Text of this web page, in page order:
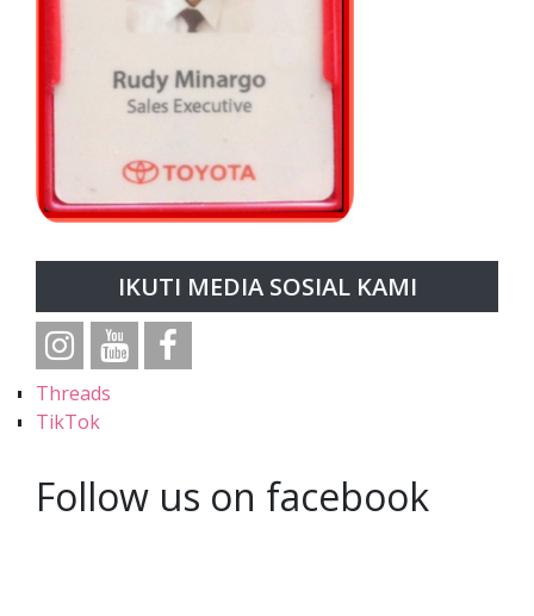
IKUTI MEDIA SOSIAL KAMI
Threads
TikTok
Follow us on facebook